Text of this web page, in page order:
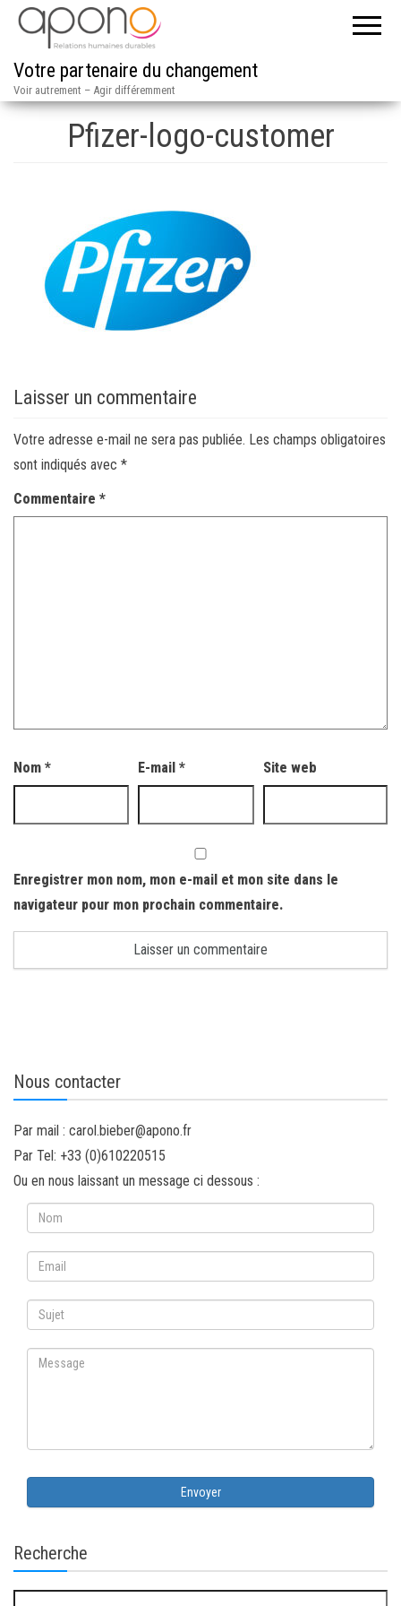
Votre partenaire du changement
Voir autrement – Agir différemment
Pfizer-logo-customer
Laisser un commentaire
Votre adresse e-mail ne sera pas publiée. Les champs obligatoires
sont indiqués avec *
Commentaire *
Nom * E-mail* Site web
Enregistrer mon nom, mon e-mail et mon site dans le
navigateur pour mon prochain commentaire.
Nous contacter
Par mail : carol.bieber@apono.fr
Par Tel: +33 (0)610220515
Ou en nous laissant un message ci dessous :
Envoyer
Recherche